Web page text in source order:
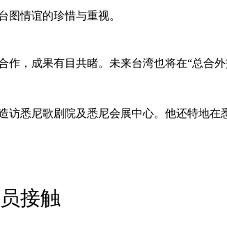
图情谊的珍惜与重视。
，成果有目共睹。未来台湾也将在“总合
悉尼歌剧院及悉尼会展中心。他还特地
接触